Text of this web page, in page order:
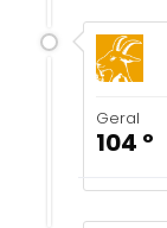
Geral
104 º